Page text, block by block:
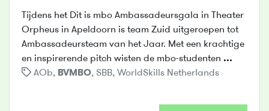
Tijdens het Dit is mbo Ambassadeursgala in Theater
Orpheus in Apeldoorn is team Zuid uitgeroepen tot
Ambassadeursteam van het Jaar. Met een krachtige
en inspirerende pitch wisten de mbo-studenten ...
AOb, BVMBO, SBB, WorldSkills Netherlands